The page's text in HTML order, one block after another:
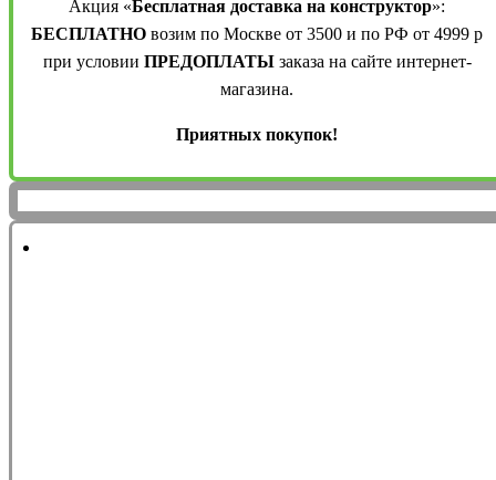
Акция «Бесплатная доставка на конструктор»:
БЕСПЛАТНО возим по Москве от 3500 и по РФ от 4999 р
при условии ПРЕДОПЛАТЫзаказа на сайте интернет-
магазина.
Приятных покупок!